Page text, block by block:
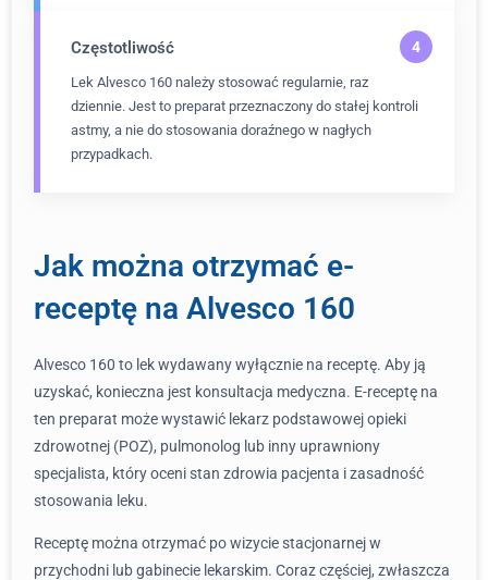
Częstotliwość
Lek Alvesco 160 należy stosować regularnie, raz
dziennie. Jest to preparat przeznaczony do stałej kontroli
astmy, a nie do stosowania doraźnego w nagłych
przypadkach.
Jak można otrzymać e-
receptę na Alvesco 160
Alvesco 160 to lek wydawany wyłącznie na receptę. Aby ją
uzyskać, konieczna jest konsultacja medyczna. E-receptę na
ten preparat może wystawić lekarz podstawowej opieki
zdrowotnej (POZ), pulmonolog lub inny uprawniony
specjalista, który oceni stan zdrowia pacjenta i zasadność
stosowania leku.
Receptę można otrzymać po wizycie stacjonarnej w
przychodni lub gabinecie lekarskim. Coraz częściej, zwłaszcza